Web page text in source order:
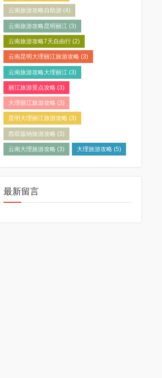
云南旅游攻略自助游 (4)
云南旅游攻略昆明丽江 (3)
云南旅游攻略7天自由行 (2)
云南昆明大理丽江旅游攻略 (3)
云南旅游攻略大理丽江 (3)
丽江旅游景点攻略 (3)
大理丽江旅游攻略 (3)
昆明大理丽江旅游攻略 (3)
西双版纳旅游攻略 (3)
云南大理旅游攻略 (3) 大理旅游攻略 (5)
最新留言